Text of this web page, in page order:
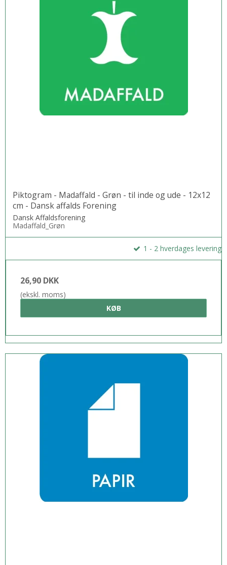
Piktogram - Madaffald - Grøn - til inde og ude - 12x12
cm - Dansk affalds Forening
Dansk Affaldsforening
Madaffald_Grøn
1 - 2 hverdages levering
26,90 DKK
(ekskl. moms)
KØB